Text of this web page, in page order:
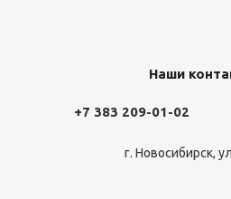
Наши
+7 383 209-01-02
г. Новосибирск,